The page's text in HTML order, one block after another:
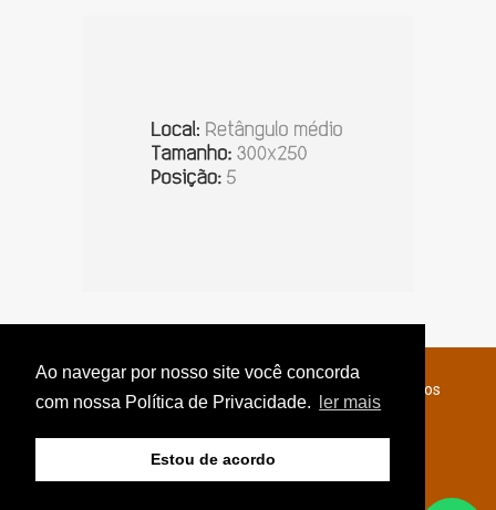
Ao navegar por nosso site você concorda
com nossa Política de Privacidade.
ler mais
Estou de acordo
© Copyright 2026 - Jornal do Interior - Todos os direitos
reservados